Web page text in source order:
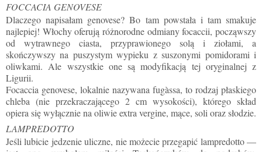
FOCCACIA GENOVESE
Dlaczego napisałam genovese? Bo tam powstała i tam smakuje
najlepiej! Włochy oferują różnorodne odmiany focaccii, począwszy
od wytrawnego ciasta, przyprawionego solą i ziołami, a
skończywszy na puszystym wypieku z suszonymi pomidorami i
oliwkami. Ale wszystkie one są modyfikacją tej oryginalnej z
Ligurii.
Focaccia genovese, lokalnie nazywana fugàssa, to rodzaj płaskiego
chleba (nie przekraczającego 2 cm wysokości), którego skład
opiera się wyłącznie na oliwie extra vergine, mące, soli oraz słodzie.
LAMPREDOTTO
Jeśli lubicie jedzenie uliczne, nie możecie przegapić lampredotto —